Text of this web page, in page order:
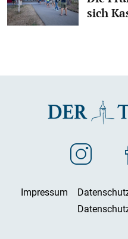
sich
Impressum